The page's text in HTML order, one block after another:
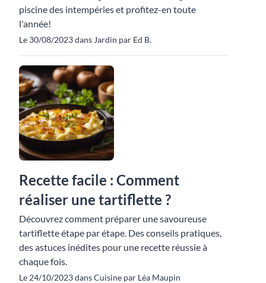
piscine des intempéries et profitez-en toute
l'année!
Le 30/08/2023 dans Jardin par Ed B.
Recette facile : Comment
réaliser une tartiflette ?
Découvrez comment préparer une savoureuse
tartiflette étape par étape. Des conseils pratiques,
des astuces inédites pour une recette réussie à
chaque fois.
Le 24/10/2023 dans Cuisine par Léa Maupin